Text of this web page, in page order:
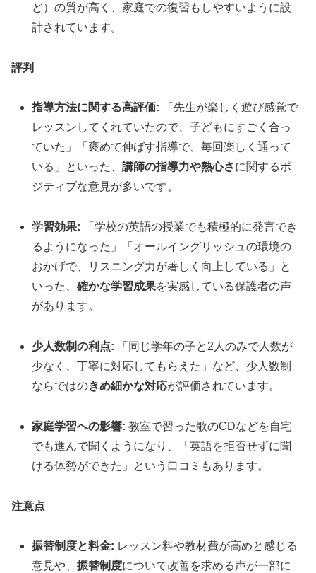
ど）の質が高く、家庭での復習もしやすいように設
計されています。
評判
指導方法に関する高評価: 「先生が楽しく遊び感覚で
レッスンしてくれていたので、子どもにすごく合っ
ていた」「褒めて伸ばす指導で、毎回楽しく通って
いる」といった、講師の指導力や熱心さに関するポ
ジティブな意見が多いです。
学習効果: 「学校の英語の授業でも積極的に発言でき
るようになった」「オールイングリッシュの環境の
おかげで、リスニング力が著しく向上している」と
いった、確かな学習成果を実感している保護者の声
があります。
少人数制の利点: 「同じ学年の子と2人のみで人数が
少なく、丁寧に対応してもらえた」など、少人数制
ならではのきめ細かな対応が評価されています。
家庭学習への影響: 教室で習った歌のCDなどを自宅
でも進んで聞くようになり、「英語を拒否せずに聞
ける体勢ができた」という口コミもあります。
注意点
振替制度と料金: レッスン料や教材費が高めと感じる
意見や、振替制度について改善を求める声が一部に